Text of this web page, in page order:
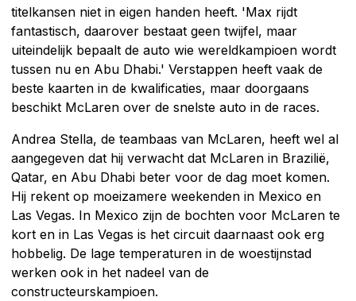
titelkansen niet in eigen handen heeft. 'Max rijdt
fantastisch, daarover bestaat geen twijfel, maar
uiteindelijk bepaalt de auto wie wereldkampioen wordt
tussen nu en Abu Dhabi.' Verstappen heeft vaak de
beste kaarten in de kwalificaties, maar doorgaans
beschikt McLaren over de snelste auto in de races.
Andrea Stella, de teambaas van McLaren, heeft wel al
aangegeven dat hij verwacht dat McLaren in Brazilië,
Qatar, en Abu Dhabi beter voor de dag moet komen.
Hij rekent op moeizamere weekenden in Mexico en
Las Vegas. In Mexico zijn de bochten voor McLaren te
kort en in Las Vegas is het circuit daarnaast ook erg
hobbelig. De lage temperaturen in de woestijnstad
werken ook in het nadeel van de
constructeurskampioen.